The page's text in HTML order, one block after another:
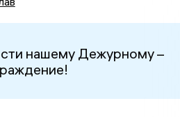
нашему Дежурному –